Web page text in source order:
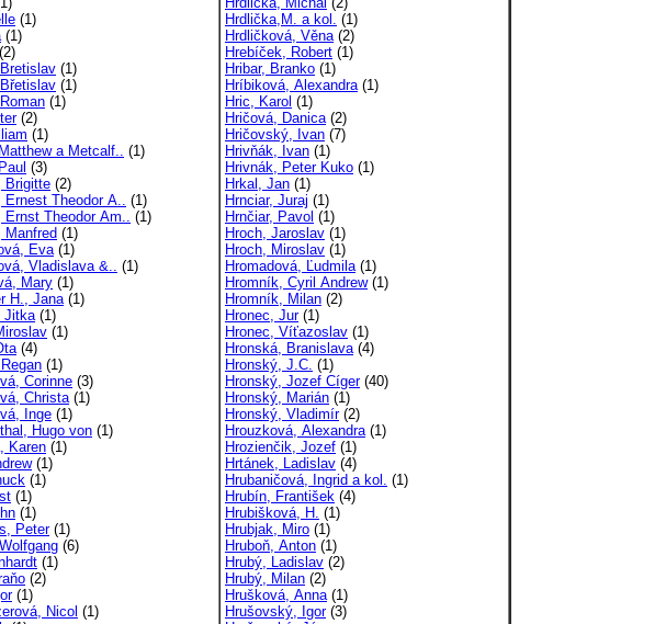
(1)
(1)
(2)
(1)
(1)
(1)
(2)
(1)
a Metcalf.. (1)
(3)
Brigitte (2)
Ernest Theodor A.. (1)
Ernst Theodor Am.. (1)
Manfred (1)
Eva(1)
Vladislava &.. (1)
Mary (1)
H., Jana(1)
Jitka(1)
(1)
(4)
(1)
Corinne (3)
Christa(1)
Inge (1)
Hugo von (1)
Karen (1)
(1)
(1)
(1)
(1)
Peter(1)
(6)
(1)
(2)
(1)
Nicol (1)
Hrdlička,M. a kol. (1)
Hrdličková, Věna(2)
Hrebíček, Robert (1)
Hribar, Branko (1)
Hríbiková, Alexandra(1)
Hric, Karol (1)
Hričová, Danica(2)
Hričovský, Ivan (7)
Hrivňák, Ivan (1)
Hrivnák, Peter Kuko (1)
Hrkal, Jan (1)
Hrnciar, Juraj (1)
Hrnčiar, Pavol (1)
Hroch, Jaroslav (1)
Hroch, Miroslav (1)
Hromadová, Ľudmila(1)
Hromník, Cyril Andrew(1)
Hromník, Milan (2)
Hronec, Jur(1)
Hronec, Víťazoslav (1)
Hronská, Branislava(4)
Hronský, J.C. (1)
Hronský, Jozef Cíger(40)
Hronský, Marián (1)
Hronský, Vladimír(2)
Hrouzková, Alexandra(1)
Hrozienčik, Jozef (1)
Hrtánek, Ladislav (4)
Hrubaničová, Ingrid a kol. (1)
Hrubín, František (4)
Hrubišková, H. (1)
Hrubjak, Miro (1)
Hruboň, Anton (1)
Hrubý, Ladislav (2)
Hrubý, Milan (2)
Hrušková, Anna(1)
Hrušovský, Igor(3)